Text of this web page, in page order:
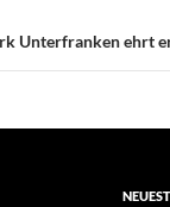
Unterfranken ehrt